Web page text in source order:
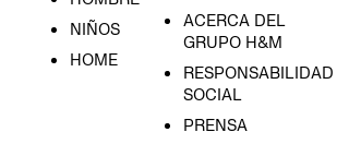
NIÑOS
HOME
ACERCA DEL
GRUPO H&M
RESPONSABILIDAD
SOCIAL
PRENSA